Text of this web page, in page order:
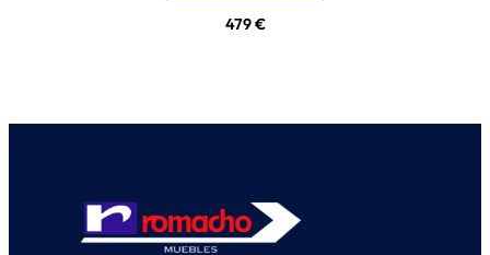
479€